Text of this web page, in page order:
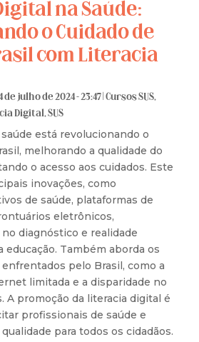
na Saúde:
o Cuidado de
com Literacia
de julho de 2024 - 23:47|Cursos SUS,
Digital,SUS
está revolucionando o
melhorando a qualidade do
o acesso aos cuidados. Este
inovações, como
de saúde, plataformas de
eletrônicos,
diagnóstico e realidade
educação. Também aborda os
pelo Brasil, como a
limitada e a disparidade no
A promoção da literacia digital é
profissionais de saúde e
para todos os cidadãos.